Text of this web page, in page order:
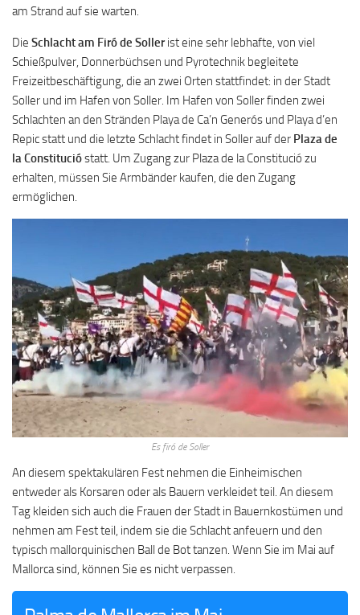
am Strand auf sie warten.
Die Schlacht am Firó de Sollerist eine sehr lebhafte, von viel
Schießpulver, Donnerbüchsen und Pyrotechnik begleitete
Freizeitbeschäftigung, die an zwei Orten stattfindet: in der Stadt
Soller und im Hafen von Soller. Im Hafen von Soller finden zwei
Schlachten an den Stränden Playa de Ca’n Generós und Playa d’en
Repic statt und die letzte Schlacht findet in Soller auf der Plaza de
la Constitucióstatt. Um Zugang zur Plaza de la Constitució zu
erhalten, müssen Sie Armbänder kaufen, die den Zugang
ermöglichen.
Es firó de Soller
An diesem spektakulären Fest nehmen die Einheimischen
entweder als Korsaren oder als Bauern verkleidet teil. An diesem
Tag kleiden sich auch die Frauen der Stadt in Bauernkostümen und
nehmen am Fest teil, indem sie die Schlacht anfeuern und den
typisch mallorquinischen Ball de Bot tanzen. Wenn Sie im Mai auf
Mallorca sind, können Sie es nicht verpassen.